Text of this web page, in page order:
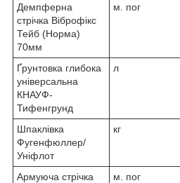
Демпферна
стрічка Віброфікс
Тейб (Норма)
70мм
м. пог
Ґрунтовка глибока
універсальна
КНАУФ-
Тифенгрунд
л
Шпаклівка
Фугенфюллер/
Уніфлот
кг
Армуюча стрічка
м. пог